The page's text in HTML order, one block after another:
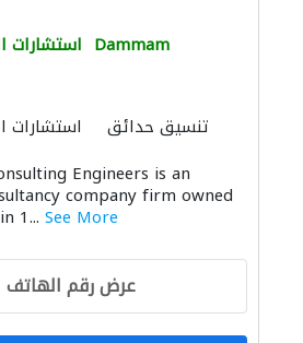
استشارات Dammam
استشارات
تنسيق حدائق
المساحيين
الديكور
Engineers is an
company firm owned
1... See More
عرض رقم الهاتف